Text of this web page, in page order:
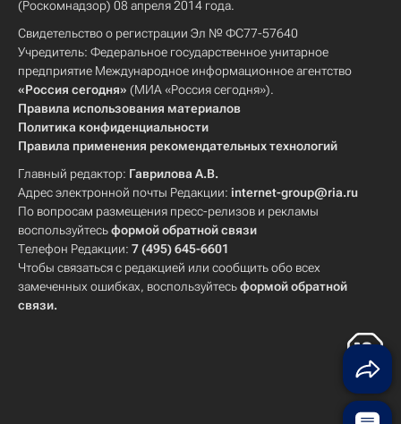
(Роскомнадзор) 08 апреля 2014 года.
Свидетельство о регистрации Эл № ФС77-57640
Учредитель: Федеральное государственное унитарное
предприятие Международное информационное агентство
«Россия сегодня» (МИА «Россия сегодня»).
Правила использования материалов
Политика конфиденциальности
Правила применения рекомендательных технологий
Главный редактор: Гаврилова А.В.
Адрес электронной почты Редакции: internet-group@ria.ru
По вопросам размещения пресс-релизов и рекламы
воспользуйтесьформой обратной связи
Телефон Редакции: 7 (495) 645-6601
Чтобы связаться с редакцией или сообщить обо всех
замеченных ошибках, воспользуйтесьформой обратной
связи.